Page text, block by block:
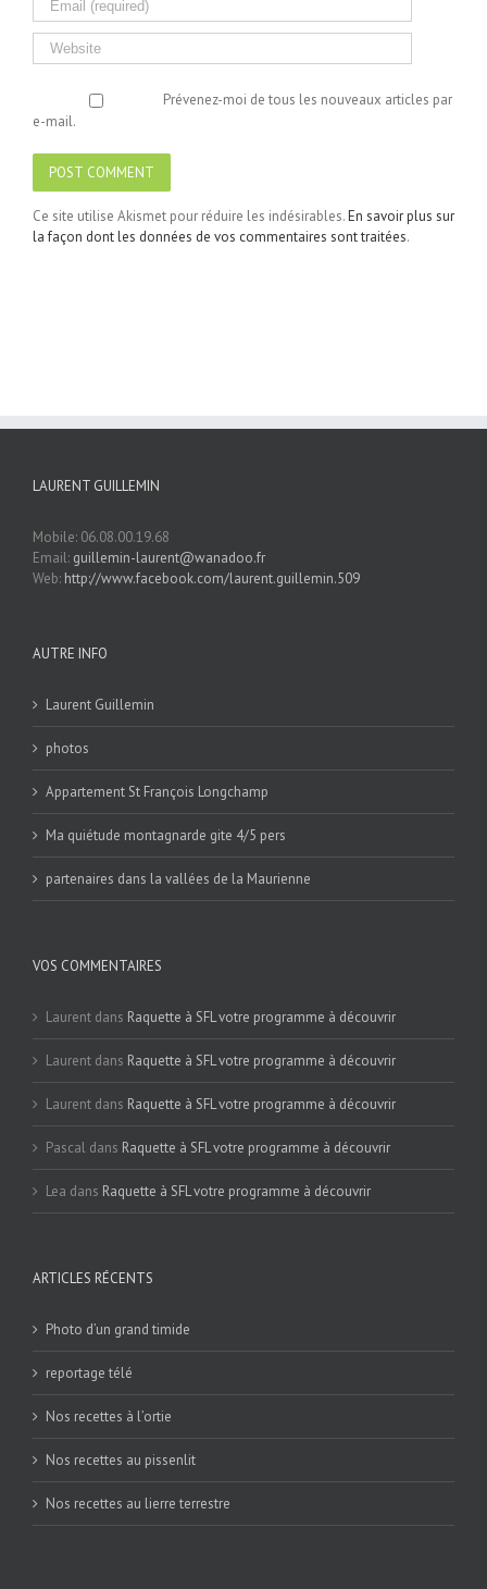
Prévenez-moi de tous les nouveaux articles par
e-mail.
Ce site utilise Akismet pour réduire les indésirables.En savoir plus sur
la façon dont les données de vos commentaires sont traitées.
LAURENT GUILLEMIN
Mobile: 06.08.00.19.68
Email: guillemin-laurent@wanadoo.fr
Web: http://www.facebook.com/laurent.guillemin.509
AUTRE INFO
Laurent Guillemin
photos
Appartement St François Longchamp
Ma quiétude montagnarde gite 4/5 pers
partenaires dans la vallées de la Maurienne
VOS COMMENTAIRES
Laurent dans Raquette à SFL votre programme à découvrir
Laurent dans Raquette à SFL votre programme à découvrir
Laurent dans Raquette à SFL votre programme à découvrir
Pascal dans Raquette à SFL votre programme à découvrir
Lea dans Raquette à SFL votre programme à découvrir
ARTICLES RÉCENTS
Photo d’un grand timide
reportage télé
Nos recettes à l’ortie
Nos recettes au pissenlit
Nos recettes au lierre terrestre